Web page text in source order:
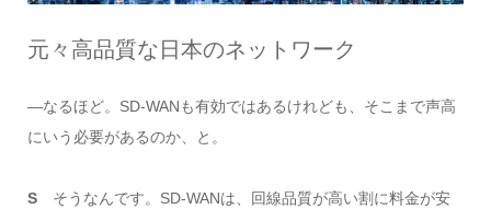
元々高品質な日本のネットワーク
―なるほど。SD-WANも有効ではあるけれども、そこまで声高
にいう必要があるのか、と。
Sそうなんです。SD-WANは、回線品質が高い割に料金が安